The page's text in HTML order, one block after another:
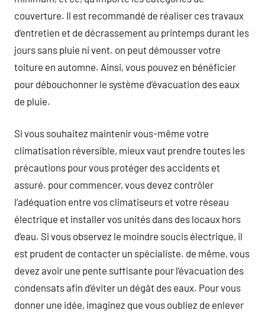
couverture. Il est recommandé de réaliser ces travaux
d’entretien et de décrassement au printemps durant les
jours sans pluie ni vent. on peut démousser votre
toiture en automne. Ainsi, vous pouvez en bénéficier
pour débouchonner le système d’évacuation des eaux
de pluie.
Si vous souhaitez maintenir vous-même votre
climatisation réversible, mieux vaut prendre toutes les
précautions pour vous protéger des accidents et
assuré. pour commencer, vous devez contrôler
l’adéquation entre vos climatiseurs et votre réseau
électrique et installer vos unités dans des locaux hors
d’eau. Si vous observez le moindre soucis électrique, il
est prudent de contacter un spécialiste. de même, vous
devez avoir une pente suffisante pour l’évacuation des
condensats afin d’éviter un dégât des eaux. Pour vous
donner une idée, imaginez que vous oubliez de enlever